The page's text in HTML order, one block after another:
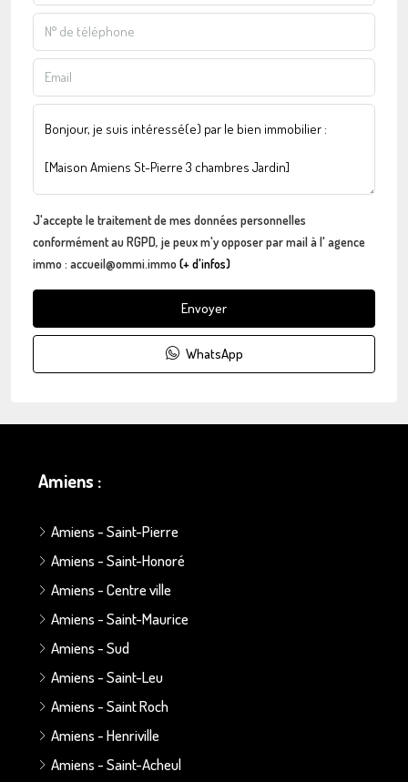
J'accepte le traitement de mes données personnelles
conformément au RGPD, je peux m'y opposer par mail à l' agence
immo : accueil@ommi.immo(+ d'infos)
Envoyer
WhatsApp
Amiens :
Amiens - Saint-Pierre
Amiens - Saint-Honoré
Amiens - Centre ville
Amiens - Saint-Maurice
Amiens - Sud
Amiens - Saint-Leu
Amiens - Saint Roch
Amiens - Henriville
Amiens - Saint-Acheul